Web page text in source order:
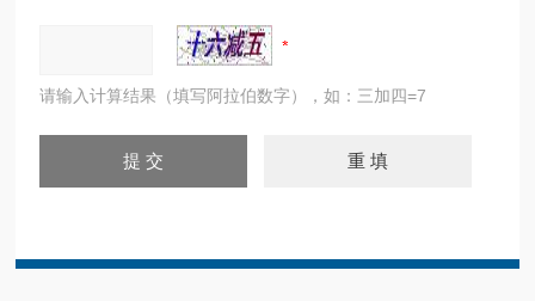
请输入计算结果（填写阿拉伯数字），如：三加四=7